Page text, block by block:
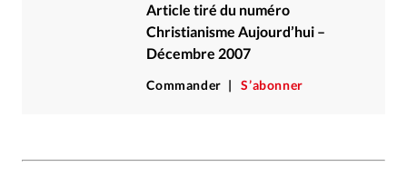
Article tiré du numéro
Christianisme Aujourd’hui –
Décembre 2007
Commander S’abonner